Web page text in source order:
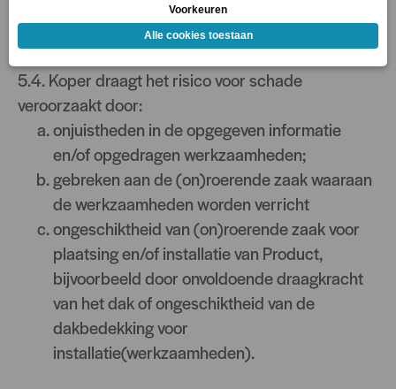
niet tijdig is voldaan, zijn voor rekening van de
Koper.
5.4. Koper draagt het risico voor schade
veroorzaakt door:
onjuistheden in de opgegeven informatie
en/of opgedragen werkzaamheden;
gebreken aan de (on)roerende zaak waaraan
de werkzaamheden worden verricht
ongeschiktheid van (on)roerende zaak voor
plaatsing en/of installatie van Product,
bijvoorbeeld door onvoldoende draagkracht
van het dak of ongeschiktheid van de
dakbedekking voor
installatie(werkzaamheden).